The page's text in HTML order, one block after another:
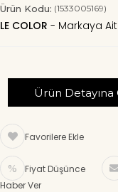
Ürün Kodu: (1533005169)
LE COLOR
Ürün Detayına
Favorilere Ekle
Fiyat Düşünce
Haber Ver